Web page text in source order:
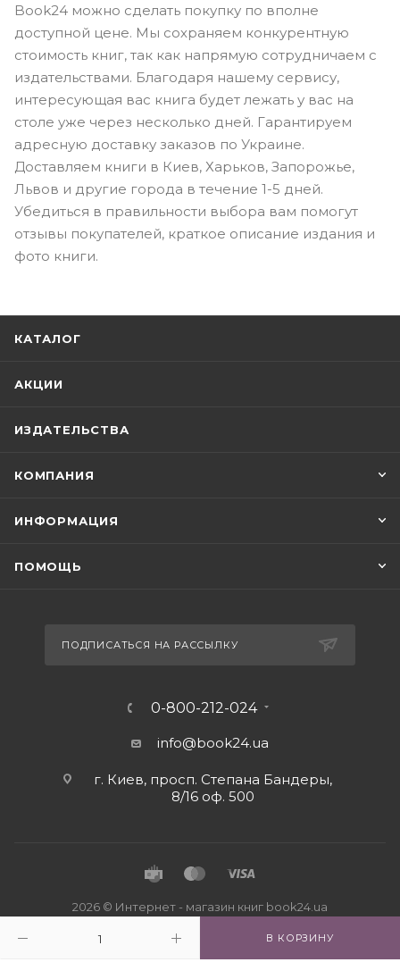
В КОРЗИНУ
Book24 можно сделать покупку по вполне
доступной цене. Мы сохраняем конкурентную
стоимость книг, так как напрямую сотрудничаем с
издательствами. Благодаря нашему сервису,
интересующая вас книга будет лежать у вас на
столе уже через несколько дней. Гарантируем
адресную доставку заказов по Украине.
Доставляем книги в Киев, Харьков, Запорожье,
Львов и другие города в течение 1-5 дней.
Убедиться в правильности выбора вам помогут
отзывы покупателей, краткое описание издания и
фото книги.
КАТАЛОГ
АКЦИИ
ИЗДАТЕЛЬСТВА
КОМПАНИЯ
ИНФОРМАЦИЯ
ПОМОЩЬ
ПОДПИСАТЬСЯ НА РАССЫЛКУ
0-800-212-024
info@book24.ua
г. Киев, просп. Степана Бандеры,
8/16 оф. 500
2026 © Интернет - магазин книг book24.ua